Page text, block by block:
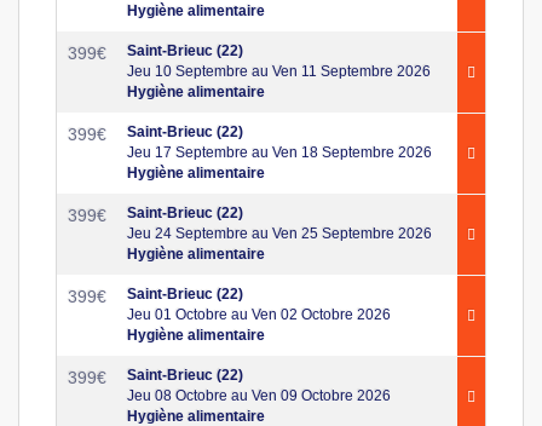
Hygiène alimentaire
399€
Saint-Brieuc (22)
Jeu 10 Septembre au Ven 11 Septembre 2026
Hygiène alimentaire
399€
Saint-Brieuc (22)
Jeu 17 Septembre au Ven 18 Septembre 2026
Hygiène alimentaire
399€
Saint-Brieuc (22)
Jeu 24 Septembre au Ven 25 Septembre 2026
Hygiène alimentaire
399€
Saint-Brieuc (22)
Jeu 01 Octobre au Ven 02 Octobre 2026
Hygiène alimentaire
399€
Saint-Brieuc (22)
Jeu 08 Octobre au Ven 09 Octobre 2026
Hygiène alimentaire